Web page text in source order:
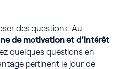
des questions. Au
de motivation et d’intérêt
quelques questions en
pertinent le jour de